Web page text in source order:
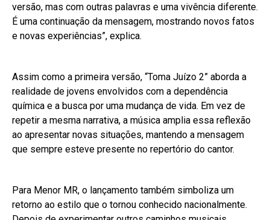
versão, mas com outras palavras e uma vivência diferente.
É uma continuação da mensagem, mostrando novos fatos
e novas experiências”, explica.
Assim como a primeira versão, “Toma Juízo 2” aborda a
realidade de jovens envolvidos com a dependência
química e a busca por uma mudança de vida. Em vez de
repetir a mesma narrativa, a música amplia essa reflexão
ao apresentar novas situações, mantendo a mensagem
que sempre esteve presente no repertório do cantor.
Para Menor MR, o lançamento também simboliza um
retorno ao estilo que o tornou conhecido nacionalmente.